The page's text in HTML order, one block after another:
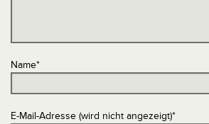
Name*
E-Mail-Adresse (wird nicht angezeigt)*